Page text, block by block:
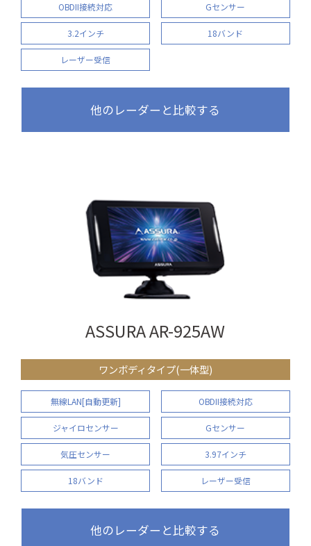
OBDII接続対応 Gセンサー
3.2インチ 18バンド
レーザー受信
他のレーダーと比較する
ASSURA AR-925AW
ワンボディタイプ(一体型)
無線LAN[自動更新] OBDII接続対応
ジャイロセンサー Gセンサー
気圧センサー 3.97インチ
18バンド レーザー受信
他のレーダーと比較する